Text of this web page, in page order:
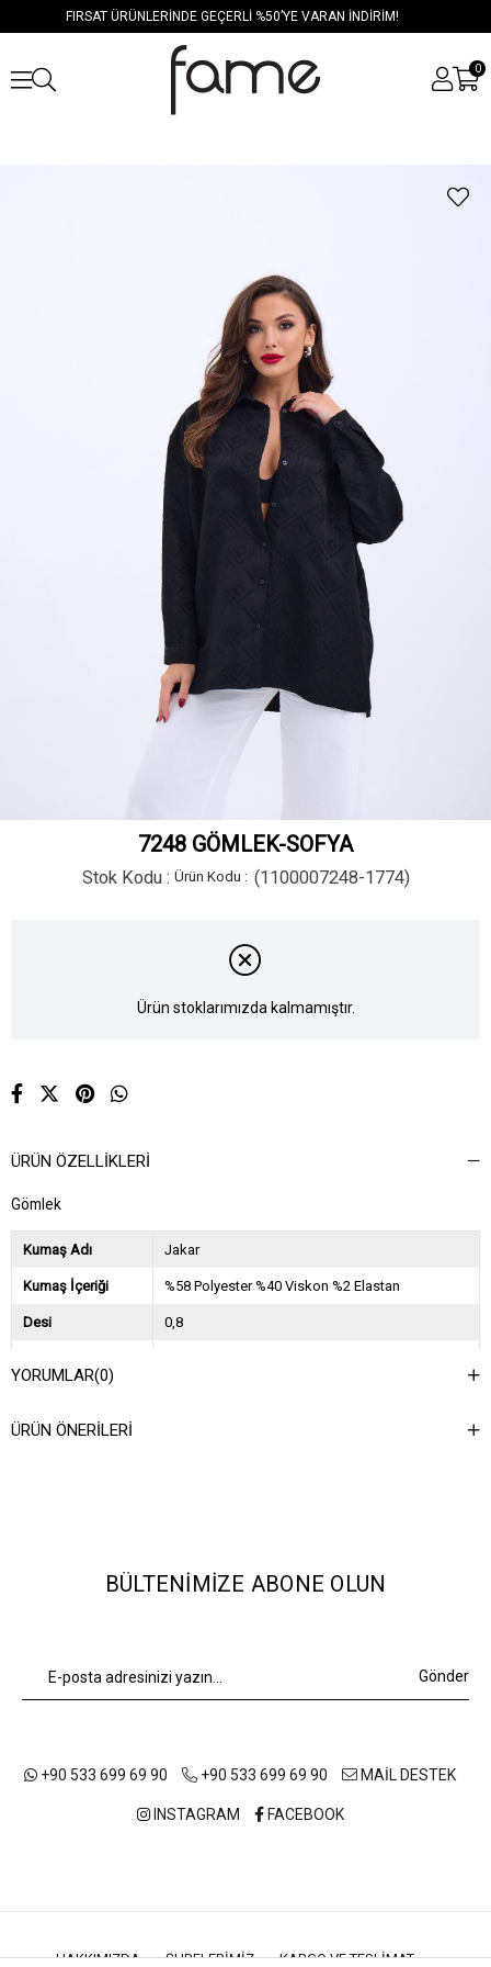
FIRSAT ÜRÜNLERİNDE GEÇERLİ %50’YE VARAN İNDİRİM!
0
7248 GÖMLEK-SOFYA
Stok Kodu (1100007248-1774)
Ürün stoklarımızda kalmamıştır.
ÜRÜN ÖZELLIKLERI
Gömlek
Kumaş Adı Jakar
Kumaş İçeriği %58 Polyester %40 Viskon %2 Elastan
Desi 0,8
Asorti Bilgisi
YORUMLAR(0)
ÜRÜN ÖNERILERI
BÜLTENIMIZE ABONE OLUN
Gönder
+90 533 699 69 90 +90 533 699 69 90 MAİL DESTEK
INSTAGRAM FACEBOOK
HAKKIMIZDA ŞUBELERIMIZ
KARGO VE TESLIMAT